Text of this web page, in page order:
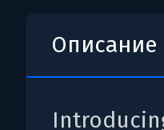
Описание